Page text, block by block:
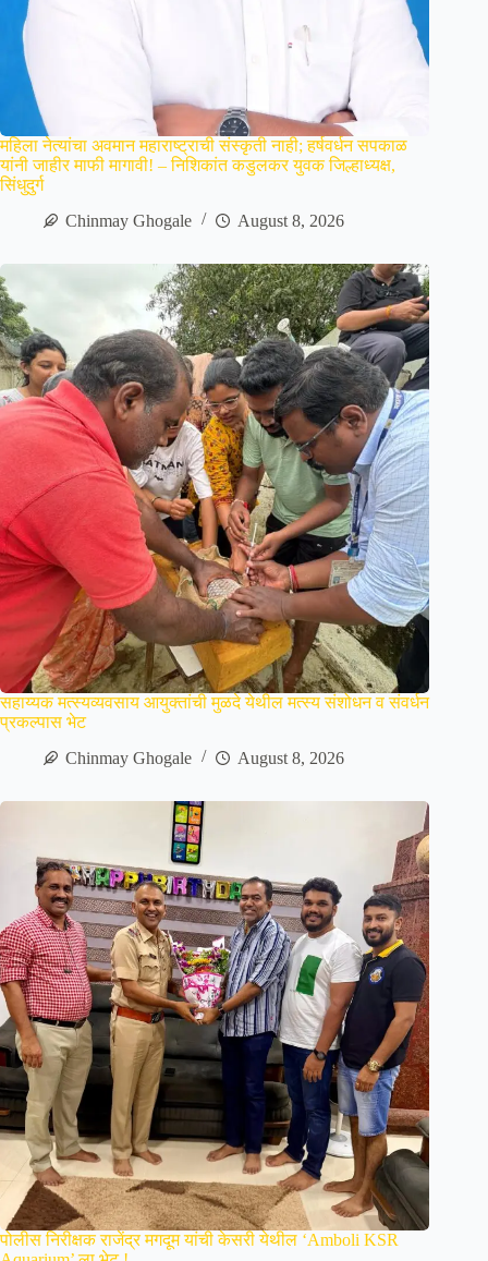
महिला नेत्यांचा अवमान महाराष्ट्राची संस्कृती नाही; हर्षवर्धन सपकाळ
यांनी जाहीर माफी मागावी! – निशिकांत कडुलकर युवक जिल्हाध्यक्ष,
सिंधुदुर्ग
Chinmay Ghogale
August 8, 2026
सहाय्यक मत्स्यव्यवसाय आयुक्तांची मुळदे येथील मत्स्य संशोधन व संवर्धन
प्रकल्पास भेट
Chinmay Ghogale
August 8, 2026
पोलीस निरीक्षक राजेंद्र मगदूम यांची केसरी येथील ‘Amboli KSR